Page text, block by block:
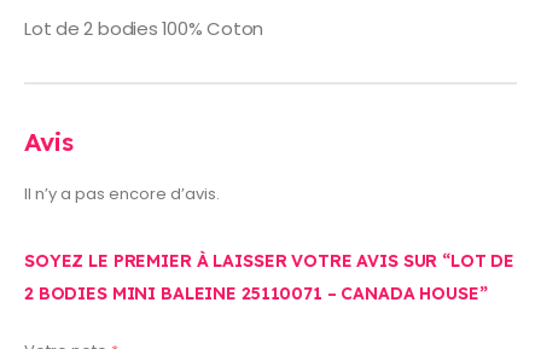
Lot de 2 bodies 100% Coton
Avis
Il n’y a pas encore d’avis.
SOYEZ LE PREMIER À LAISSER VOTRE AVIS SUR “LOT DE
2 BODIES MINI BALEINE 25110071 – CANADA HOUSE”